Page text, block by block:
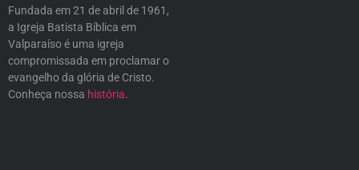
Fundada em 21 de abril de 1961,
a Igreja Batista Bíblica em
Valparaíso é uma igreja
compromissada em proclamar o
evangelho da glória de Cristo.
Conheça nossa história.